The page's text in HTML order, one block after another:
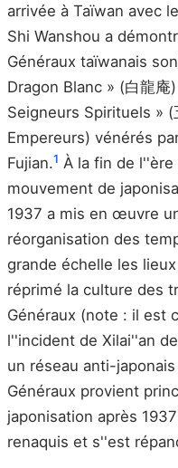
arrivée à Taïwan avec
Shi Wanshou a
Généraux taïwanais
Dragon Blanc » (白龍
Seigneurs Spirituels »
Empereurs) vénérés
Fujian.1 À la fin de l''ère
mouvement de
1937 a mis en œuvre
réorganisation des
grande échelle les
réprimé la culture des
Généraux (note : il est
l''incident de Xilai''an
un réseau anti-
Généraux provient
japonisation après
renaquis et s''est